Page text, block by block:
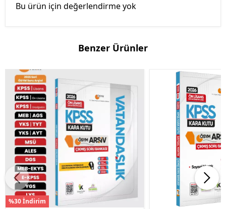
Bu ürün için değerlendirme yok
Benzer Ürünler
%30 İndirim